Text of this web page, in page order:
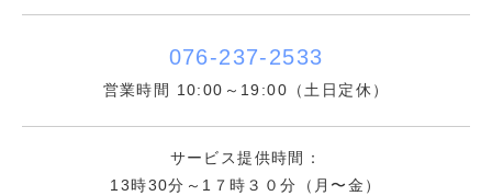
076-237-2533
営業時間 10:00～19:00（土日定休）
サービス提供時間：
13時30分～1７時３０分（月〜金）